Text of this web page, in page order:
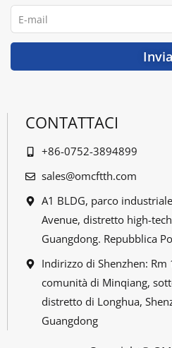
o r
mail
Invia
CONTATTACI
+86-0752-3894899
sales@omcftth.com
A1 BLDG, parco
Avenue, distretto high-
Guangdong. Repubblica
Indirizzo di Shenzhen:
comunità di Minqiang,
distretto di Longhua,
Guangdong